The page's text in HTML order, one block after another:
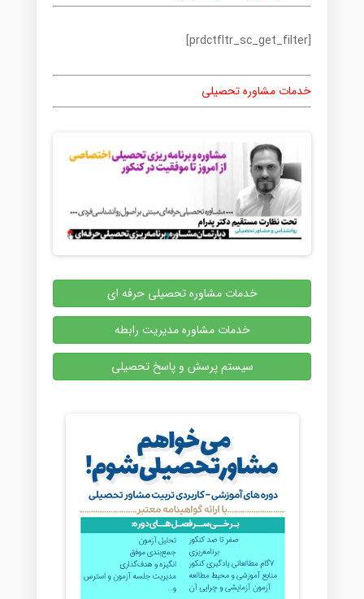
[prdctfltr_sc_get_filter]
خدمات مشاوره تحصیلی
خدمات مشاوره تحصیلی حرفه ای
خدمات مشاوره مدیریت رابطه
سیستم پرسش و پاسخ تحصیلی